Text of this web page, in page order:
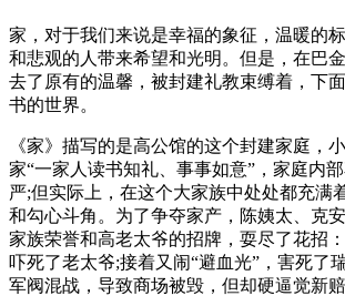
家，对于我们来说是幸福的象征，温暖的
和悲观的人带来希望和光明。但是，在巴
去了原有的温馨，被封建礼教束缚着，下
书的世界。
《家》描写的是高公馆的这个封建家庭，
家“一家人读书知礼、事事如意”，家庭内
严;但实际上，在这个大家族中处处都充满
和勾心斗角。为了争夺家产，陈姨太、克
家族荣誉和高老太爷的招牌，耍尽了花招：
吓死了老太爷;接着又闹“避血光”，害死了
军阀混战，导致商场被毁，但却硬逼觉新